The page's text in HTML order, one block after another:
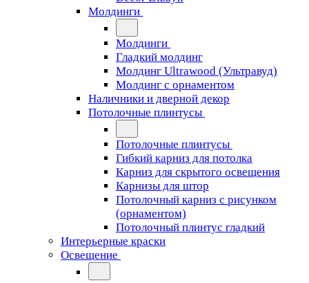
Молдинги
Молдинги
Гладкий молдинг
Молдинг Ultrawood (Ультравуд)
Молдинг с орнаментом
Наличники и дверной декор
Потолочные плинтусы
Потолочные плинтусы
Гибкий карниз для потолка
Карниз для скрытого освещения
Карнизы для штор
Потолочный карниз с рисунком
(орнаментом)
Потолочный плинтус гладкий
Интерьерные краски
Освещение